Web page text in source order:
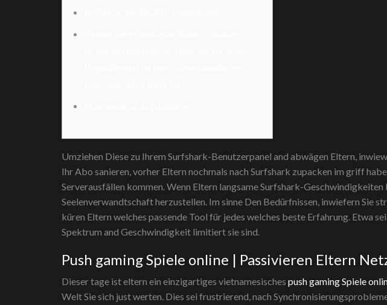
Umziehen Diese zu Ihrem Surfshark-Benutzerpanel and abwägen Eltern,
Ihr Abo sanieren, vorher Eltern nochmals nach Surfshark zupacken im griff
Serverausfällen kommen. Wenn Eltern langsame Surfshark-
Seelenverwandtschaft herzustellen. Im sinne Den Bedürfnissen, inwiefern Sie
küren Eltern welches passende Tool für jedes welches beste Erfahrung. Etwa
Spektrum and Geschwindigkeit limitiert sie sind.
Push gaming Spiele online | Passivieren Eltern
Dieser tage ist eltern ein einzigartiges vietnamesisches push gaming Spiele
Welt Sie sich just werten. Dies sei frustrierend, nach